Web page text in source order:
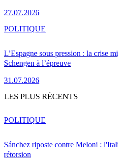
27.07.2026
L’Espagne sous pression : la crise
Schengen à l’épreuve
31.07.2026
POLITIQUE
LES PLUS RÉCENTS
Sánchez riposte contre Meloni :
rétorsion
POLITIQUE